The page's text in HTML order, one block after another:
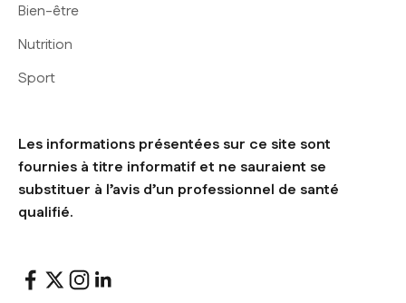
Bien-être
Nutrition
Sport
Les informations présentées sur ce site sont
fournies à titre informatif et ne sauraient se
substituer à l’avis d’un professionnel de santé
qualifié.